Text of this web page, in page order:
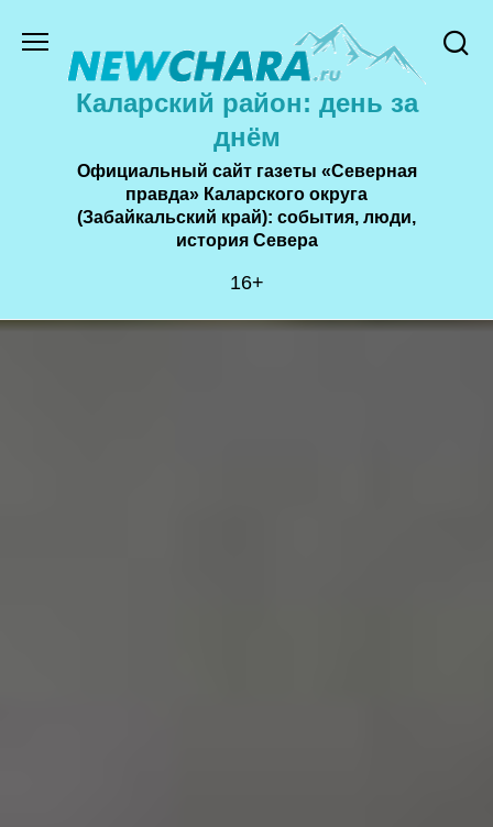
содержанию
Каларский район: день за
днём
Официальный сайт газеты «Северная
правда» Каларского округа
(Забайкальский край): события, люди,
история Cевера
16+